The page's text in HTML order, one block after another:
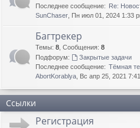
Последнее сообщение: Re:
SunChaser , Пн июл 01, 2024 1:33
Багтрекер
Темы: 8 Сообщения: 8
Подфорум:
Закрытые задачи
Последнее сообщение: Тёмная
AbortKorablya , Вс апр 25, 2021
Ссылки
Регистрация